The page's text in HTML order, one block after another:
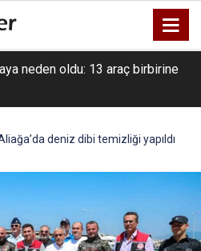
neden oldu: 13 araç birbirine
deniz dibi temizliği yapıldı